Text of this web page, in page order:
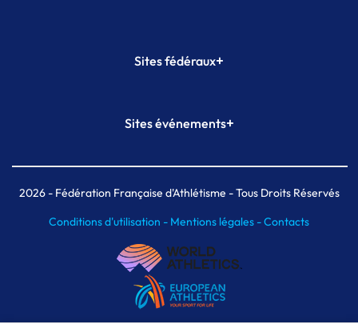
Sites fédéraux+
Plateforme Formation
Sites événements+
Meeting de Paris indoor
MAIF Ekiden de Paris
2026- Fédération Française d'Athlétisme - Tous Droits Réservés
Conditions d'utilisation - Mentions légales -Contacts